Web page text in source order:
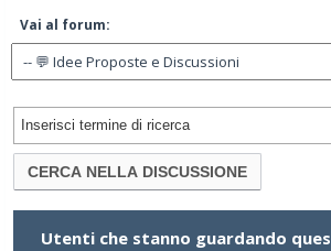
Vai al forum:
Utenti che stanno guardando